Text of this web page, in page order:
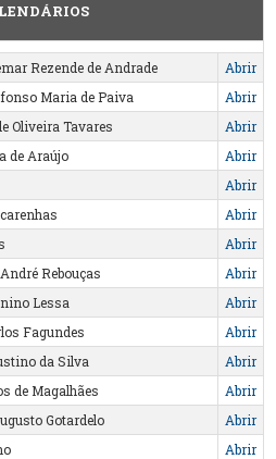
Rezende de Andrade
Abrir
Maria de Paiva
Abrir
Oliveira Tavares
Abrir
de Araújo
Abrir
Abrir
Abrir
Abrir
Rebouças
Abrir
Lessa
Abrir
Fagundes
Abrir
da Silva
Abrir
de Magalhães
Abrir
Gotardelo
Abrir
Abrir